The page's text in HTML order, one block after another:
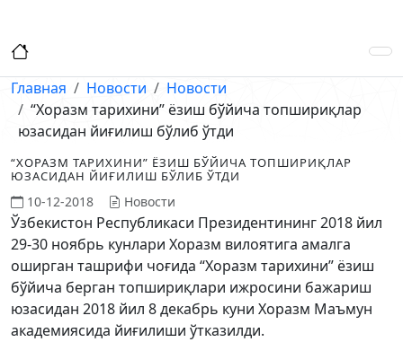
Главная Новости
Новости
“Хоразм тарихини” ёзиш бўйича топшириқлар
юзасидан йиғилиш бўлиб ўтди
“ХОРАЗМ ТАРИХИНИ” ЁЗИШ БЎЙИЧА ТОПШИРИҚЛАР
ЮЗАСИДАН ЙИҒИЛИШ БЎЛИБ ЎТДИ
10-12-2018 Новости
Ўзбекистон Республикаси Президентининг 2018 йил
29-30 ноябрь кунлари Хоразм вилоятига амалга
оширган ташрифи чоғида “Хоразм тарихини” ёзиш
бўйича берган топшириқлари ижросини бажариш
юзасидан 2018 йил 8 декабрь куни Хоразм Маъмун
академиясида йиғилиши ўтказилди.